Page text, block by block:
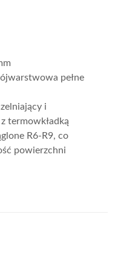
pełne
i
termowkładką
R6-R9, co
powierzchni